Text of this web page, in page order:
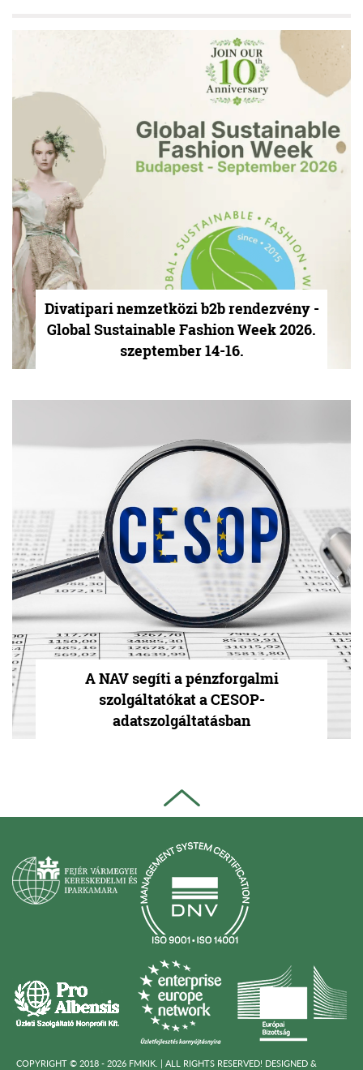
Divatipari nemzetközi b2b rendezvény -
Global Sustainable Fashion Week 2026.
szeptember 14-16.
A NAV segíti a pénzforgalmi
szolgáltatókat a CESOP-
adatszolgáltatásban
COPYRIGHT © 2018 - 2026 FMKIK. | ALL RIGHTS RESERVED! DESIGNED &